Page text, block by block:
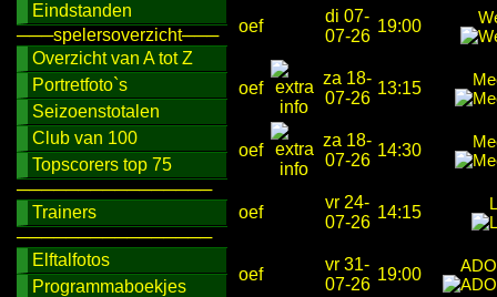
Eindstanden
───spelersoverzicht───
Overzicht van A tot Z
Portretfoto`s
Seizoenstotalen
Club van 100
Topscorers top 75
────────────────
Trainers
────────────────
Elftalfotos
Programmaboekjes
oef
di 07-
07-26
19:00
oef
za 18-
07-26
13:15
oef
za 18-
07-26
14:30
oef
vr 24-
07-26
14:15
oef
vr 31-
07-26
19:00